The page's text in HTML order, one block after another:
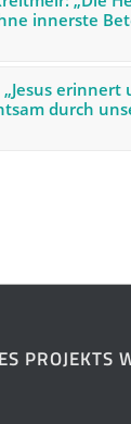
innerste
erinnert
durch
PROJEKTS